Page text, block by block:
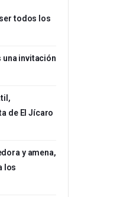
todos los
una invitación
de El Jícaro
y amena,
los